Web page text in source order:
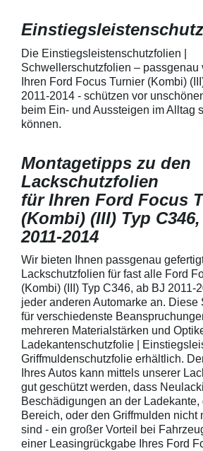
Die Einstiegsleistenschutzfolien |
Schwellerschutzfolien – passgenau
Ihren Ford Focus Turnier (Kombi)
2011-2014 - schützen vor
beim Ein- und Aussteigen im Alltag
können.
Montagetipps zu den
Lackschutzfolien
für Ihren Ford Focus
(Kombi) (III) Typ
2011-2014
Wir bieten Ihnen passgenau
Lackschutzfolien für fast alle Ford
(Kombi) (III) Typ C346, ab BJ 2011-
jeder anderen Automarke an. Diese
für verschiedenste
mehreren Materialstärken und
Ladekantenschutzfolie |
Griffmuldenschutzfolie erhältlich.
Ihres Autos kann mittels unserer
gut geschützt werden, dass
Beschädigungen an der
Bereich, oder den Griffmulden nicht
sind - ein großer Vorteil bei
einer Leasingrückgabe Ihres Ford